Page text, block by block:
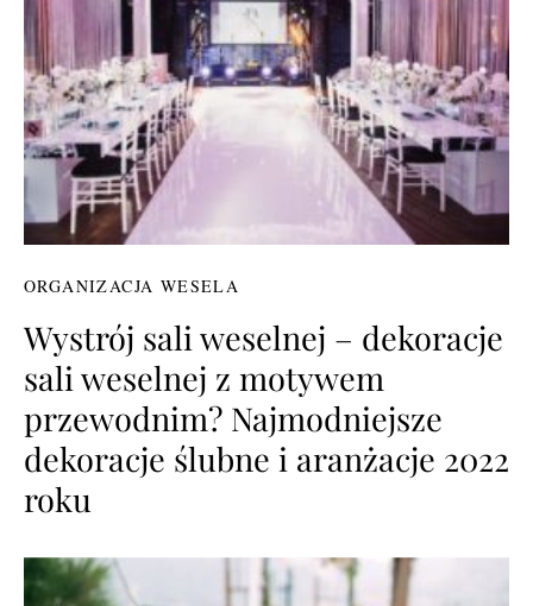
ORGANIZACJA WESELA
Wystrój sali weselnej – dekoracje
sali weselnej z motywem
przewodnim? Najmodniejsze
dekoracje ślubne i aranżacje 2022
roku